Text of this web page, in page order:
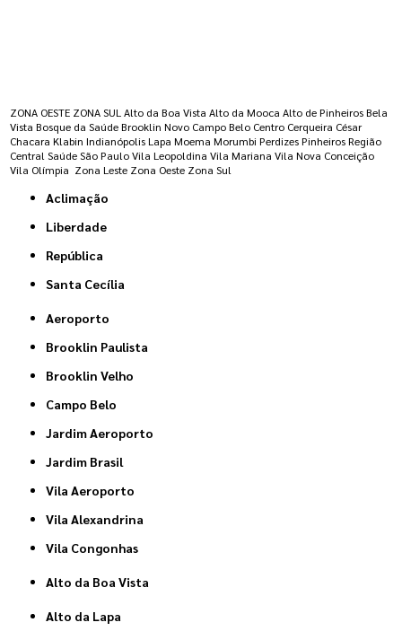
ZONA OESTE ZONA SUL Alto da Boa Vista Alto da Mooca Alto de Pinheiros Bela
Vista Bosque da Saúde Brooklin Novo Campo Belo Centro Cerqueira César
Chacara Klabin Indianópolis Lapa Moema Morumbi Perdizes Pinheiros Região
Central Saúde São Paulo Vila Leopoldina Vila Mariana Vila Nova Conceição
Vila Olímpia Zona Leste Zona Oeste Zona Sul
Aclimação
Liberdade
República
Santa Cecília
Aeroporto
Brooklin Paulista
Brooklin Velho
Campo Belo
Jardim Aeroporto
Jardim Brasil
Vila Aeroporto
Vila Alexandrina
Vila Congonhas
Alto da Boa Vista
Alto da Lapa